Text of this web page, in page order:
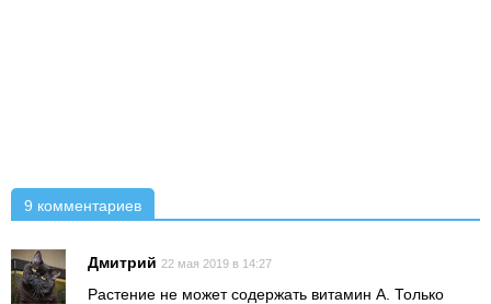
9 комментариев
Дмитрий 22 мая 2019 в 14:27
Растение не может содержать витамин А. Только